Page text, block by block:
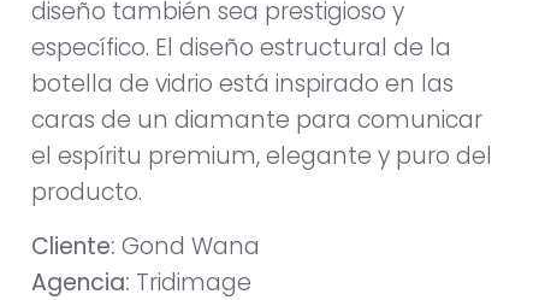
diseño también sea prestigioso y
específico. El diseño estructural de la
botella de vidrio está inspirado en las
caras de un diamante para comunicar
el espíritu premium, elegante y puro del
producto.
Cliente: Gond Wana
Agencia: Tridimage